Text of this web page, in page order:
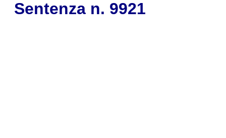
Sentenza n. 9921